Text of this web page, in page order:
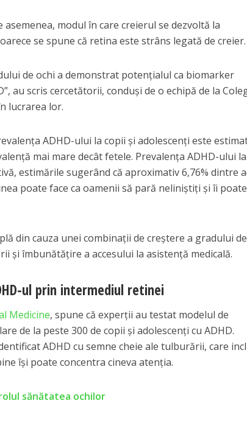
modul în care creierul se dezvoltă la
se spune că retina este strâns legată de creier.
de ochi a demonstrat potențialul ca biomarker
au scris cercetătorii, conduși de o echipă de la
lucrarea lor.
ADHD-ului la copii și adolescenți este
mai mare decât fetele. Prevalența ADHD-ului la
estimările sugerând că aproximativ 6,76% dintre
poate face ca oamenii să pară neliniștiți și îi
din cauza unei combinații de creștere a gradului de
și îmbunătățire a accesului la asistență medicală.
ul prin intermediul retinei
Medicine, spune că experții au testat modelul de
de la peste 300 de copii și adolescenți cu ADHD.
ADHD cu semne cheie ale tulburării, care
își poate concentra cineva atenția.
sănătatea ochilor